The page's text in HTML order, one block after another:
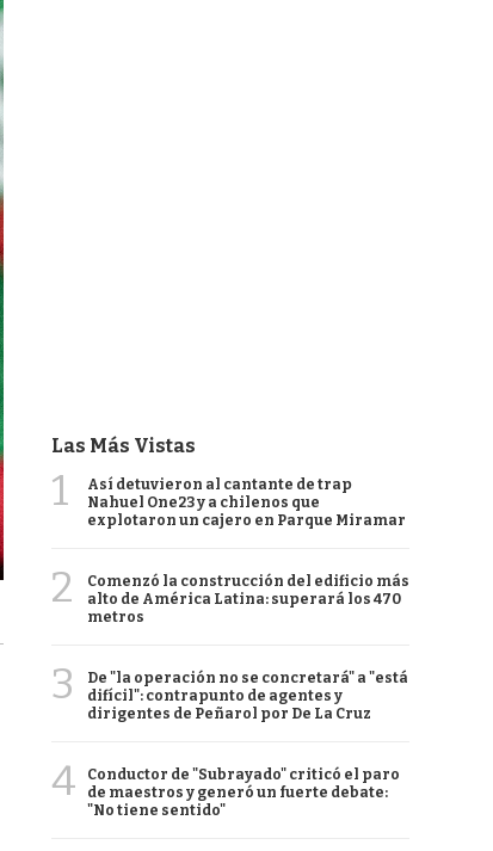
Las Más Vistas
1
Así detuvieron al cantante de trap
Nahuel One23 y a chilenos que
explotaron un cajero en Parque Miramar
2
Comenzó la construcción del edificio más
alto de América Latina: superará los 470
metros
3
De "la operación no se concretará" a "está
difícil": contrapunto de agentes y
dirigentes de Peñarol por De La Cruz
4
Conductor de "Subrayado" criticó el paro
de maestros y generó un fuerte debate:
"No tiene sentido"